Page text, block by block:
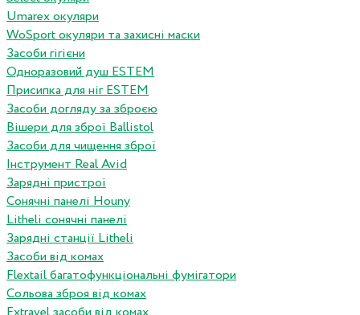
Umarex окуляри
WoSport окуляри та захисні маски
Засоби гігієни
Одноразовий душ ESTEM
Присипка для ніг ESTEM
Засоби догляду за зброєю
Вішери для зброї Ballistol
Засоби для чищення зброї
Інструмент Real Avid
Зарядні пристрої
Сонячні панелі Houny
Litheli сонячні панелі
Зарядні станції Litheli
Засоби від комах
Flextail багатофункціональні фумігатори
Сольова зброя від комах